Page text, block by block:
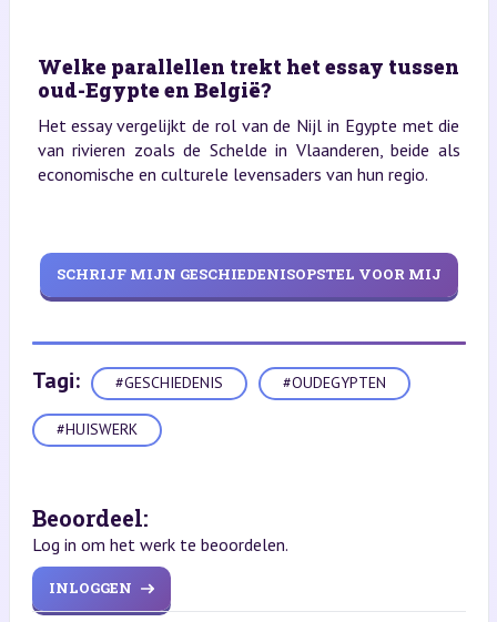
Welke parallellen trekt het essay tussen
oud-Egypte en België?
Het essay vergelijkt de rol van de Nijl in Egypte met die
van rivieren zoals de Schelde in Vlaanderen, beide als
economische en culturele levensaders van hun regio.
SCHRIJF MIJN GESCHIEDENISOPSTEL VOOR MIJ
Tagi: #GESCHIEDENIS #OUDEGYPTEN
#HUISWERK
Beoordeel:
Log in om het werk te beoordelen.
INLOGGEN